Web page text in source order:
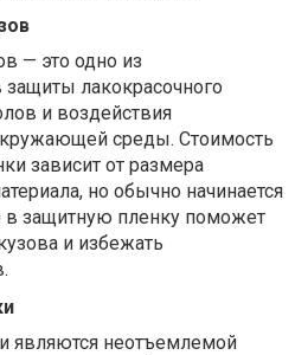
— это одно из
лакокрасочного
и воздействия
среды. Стоимость
зависит от размера
но обычно начинается
в защитную пленку поможет
и избежать
являются неотъемлемой